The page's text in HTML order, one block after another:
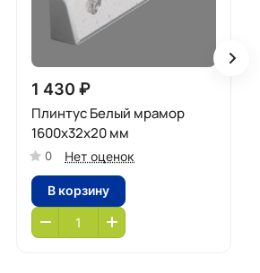
1 430 ₽
Плинтус Белый мрамор
1600х32х20 мм
0 Нет оценок
В корзину